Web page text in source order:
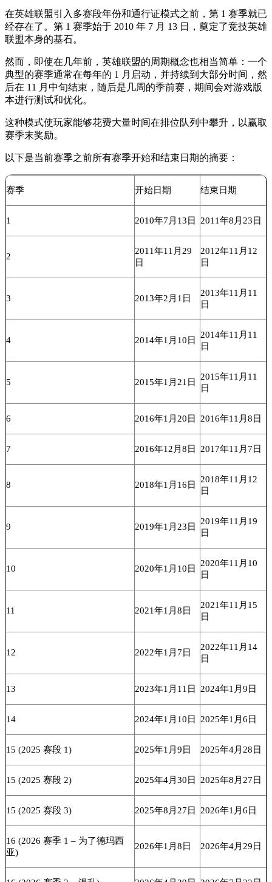
在英雄联盟引入多赛段年份和通行证模式之前，第 1 赛季就已
经存在了。第 1 赛季始于 2010 年 7 月 13 日，奠定了竞技英雄
联盟本身的基石。
然而，即使在几年前，英雄联盟的周期概念也相当简单：一个
典型的赛季通常在每年的 1 月启动，并持续到大部分时间，然
后在 11 月中旬结束，随后是几周的季前赛，期间会对游戏版
本进行测试和优化。
这种模式使玩家能够花费大量时间在排位队列中攀升，以赢取
赛季末奖励。
以下是当前赛季之前所有赛季开始和结束日期的摘要：
赛季 开始日期 结束日期
1 2010年7月13日 2011年8月23日
2
2011年11月29
日
2012年11月12
日
3 2013年2月1日
2013年11月11
日
4 2014年1月10日
2014年11月11
日
5 2015年1月21日
2015年11月11
日
6 2016年1月20日 2016年11月8日
7 2016年12月8日 2017年11月7日
8 2018年1月16日
2018年11月12
日
9 2019年1月23日
2019年11月19
日
10 2020年1月10日
2020年11月10
日
11 2021年1月8日
2021年11月15
日
12 2022年1月7日
2022年11月14
日
13 2023年1月11日 2024年1月9日
14 2024年1月10日 2025年1月6日
15 (2025 赛段 1) 2025年1月9日 2025年4月28日
15 (2025 赛段 2) 2025年4月30日 2025年8月27日
15 (2025 赛段 3) 2025年8月27日 2026年1月6日
16 (2026 赛季 1 – 为了德玛西
亚)
2026年1月8日 2026年4月29日